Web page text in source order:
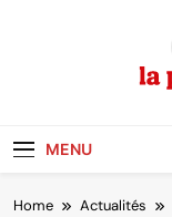
MENU
Home Actualités